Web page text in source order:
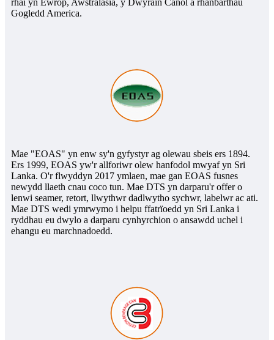
Gogledd America.
Mae "EOAS" yn enw sy'n gyfystyr ag olewau sbeis ers 1894.
Ers 1999, EOAS yw'r allforiwr olew hanfodol mwyaf yn Sri
Lanka. O'r flwyddyn 2017 ymlaen, mae gan EOAS fusnes
newydd llaeth cnau coco tun. Mae DTS yn darparu'r offer o
lenwi seamer, retort, llwythwr dadlwytho sychwr, labelwr ac ati.
Mae DTS wedi ymrwymo i helpu ffatrïoedd yn Sri Lanka i
ryddhau eu dwylo a darparu cynhyrchion o ansawdd uchel i
ehangu eu marchnadoedd.